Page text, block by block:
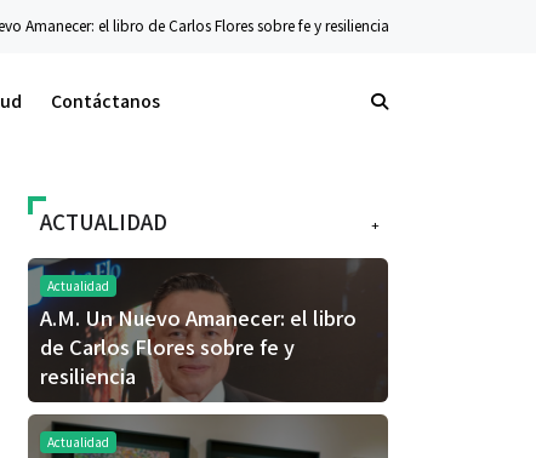
de Carlos Flores sobre fe y resiliencia Tecnología La nueva serie Galaxy Z
Contáctanos
+
ACTUALIDAD
Actualidad
A.M. Un Nuevo Amanecer: el libro
de Carlos Flores sobre fe y
resiliencia
Actualidad